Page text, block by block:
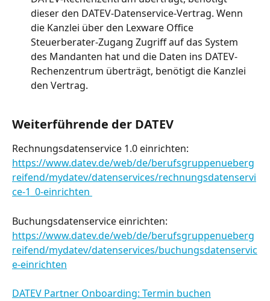
dieser den DATEV-Datenservice-Vertrag. Wenn
die Kanzlei über den Lexware Office
Steuerberater-Zugang Zugriff auf das System
des Mandanten hat und die Daten ins DATEV-
Rechenzentrum überträgt, benötigt die Kanzlei
den Vertrag.
Weiterführende der DATEV
Rechnungsdatenservice 1.0 einrichten:
https://www.datev.de/web/de/berufsgruppenueberg
reifend/mydatev/datenservices/rechnungsdatenservi
ce-1_0-einrichten
Buchungsdatenservice einrichten:
https://www.datev.de/web/de/berufsgruppenueberg
reifend/mydatev/datenservices/buchungsdatenservic
e-einrichten
DATEV Partner Onboarding: Termin buchen